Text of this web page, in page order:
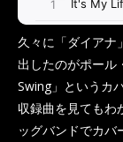
久々に「ダイアナ
出したのがポール
Swing」というカ
収録曲を見てもわ
ッグバンドでカ